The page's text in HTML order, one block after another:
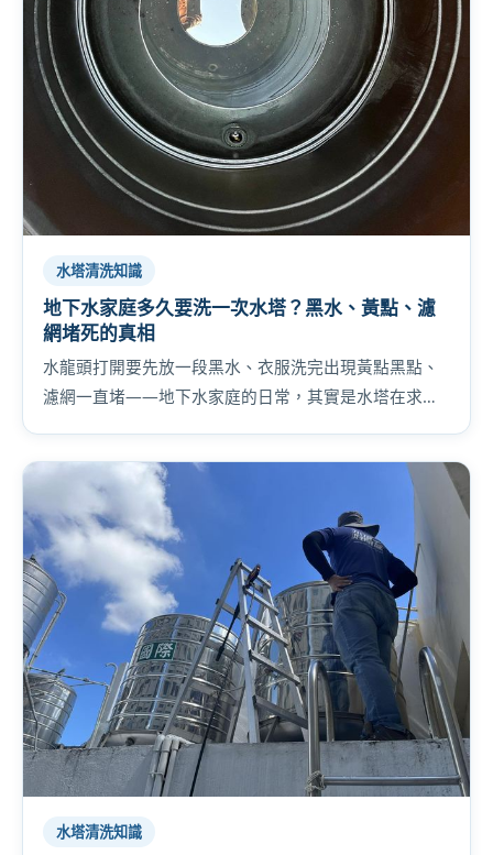
水塔清洗知識
地下水家庭多久要洗一次水塔？黑水、黃點、濾
網堵死的真相
水龍頭打開要先放一段黑水、衣服洗完出現黃點黑點、
濾網一直堵——地下水家庭的日常，其實是水塔在求
水塔清洗知識